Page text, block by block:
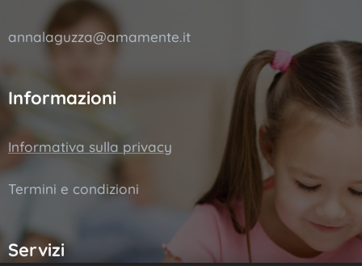
annalaguzza@amamente.it
Informazioni
Informativa sulla privacy
Termini e condizioni
Servizi